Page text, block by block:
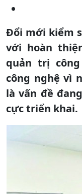
Đổi mới kiểm
với hoàn
quản trị
công nghệ vì
là vấn đề
cực triển khai.